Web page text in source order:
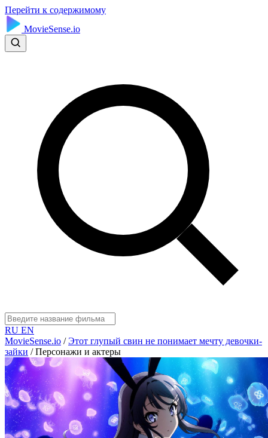
Перейти к содержимому
MovieSense.io
RU EN
MovieSense.io / Этот глупый свин не понимает мечту девочки-
зайки / Персонажи и актеры